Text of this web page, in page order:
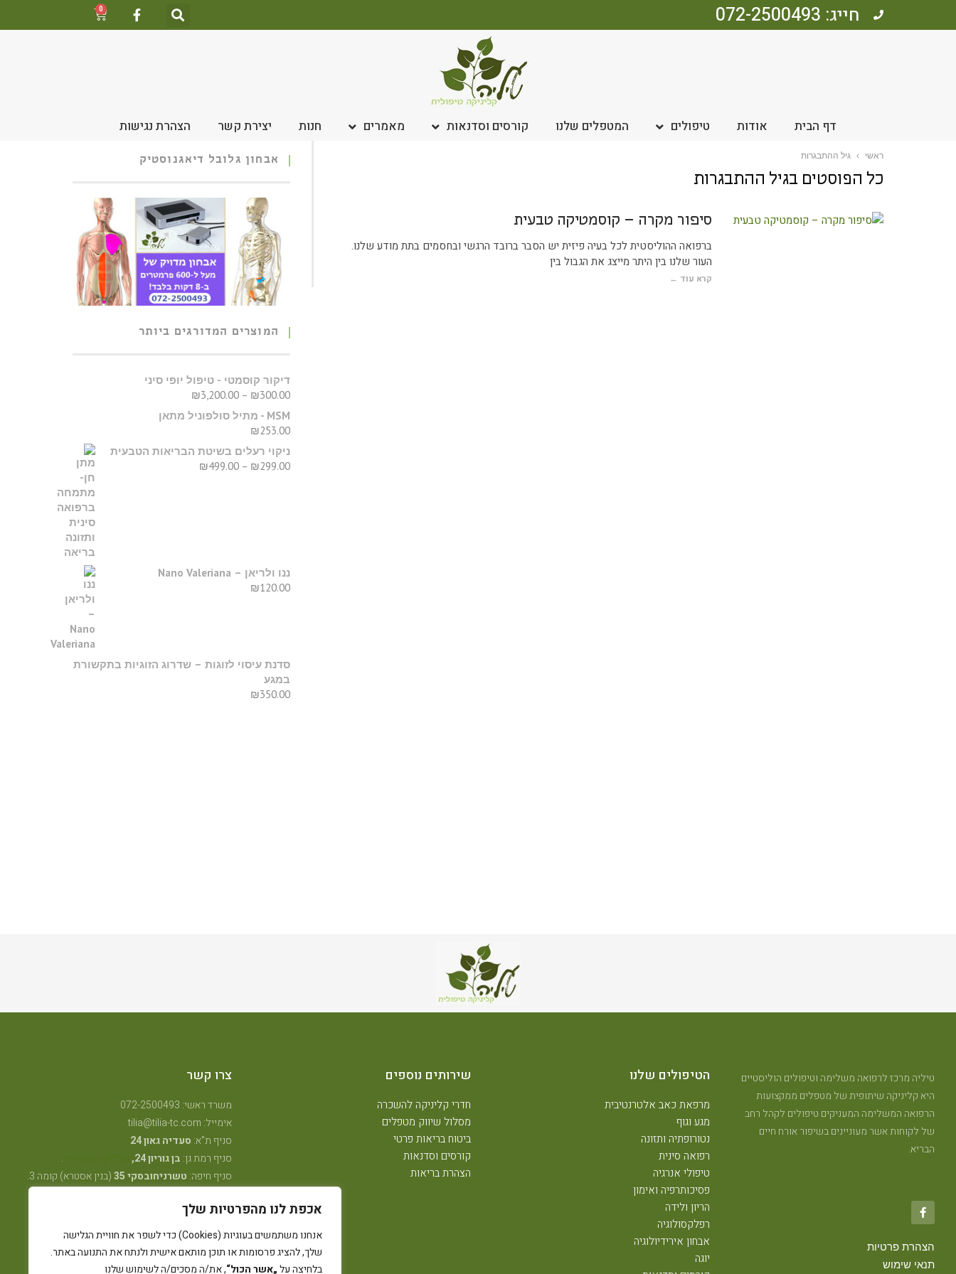
אכפת לנו מהפרטיות שלך
אנחנו משתמשים בעוגיות (Cookies) כדי לשפר את חוויית הגלישה
שלך, להציג פרסומות או תוכן מותאם אישית ולנתח את התנועה באתר.
בלחיצה על„אשר הכול“, את/ה מסכים/ה לשימוש שלנו
חייג: 072-2500493 0
דף הבית אודות טיפולים המטפלים שלנו קורסים וסדנאות מאמרים חנות יצירת קשר הצהרת נגישות
ראשי › גיל ההתבגרות
כל הפוסטים בגיל ההתבגרות
סיפור מקרה – קוסמטיקה טבעית
ברפואה ההוליסטית לכל בעיה פיזית יש הסבר ברובד הרגשי ובחסמים בתת מודע שלנו.
העור שלנו בין היתר מייצג את הגבול בין
קרא עוד ←
אבחון גלובל דיאגנוסטיק
המוצרים המדורגים ביותר
דיקור קוסמטי - טיפול יופי סיני
₪300.00
–
₪3,200.00
MSM - מתיל סולפוניל מתאן
₪253.00
ניקוי רעלים בשיטת הבריאות הטבעית
₪299.00
–
₪499.00
ננו ולריאן – Nano Valeriana
₪120.00
סדנת עיסוי לזוגות – שדרוג הזוגיות בתקשורת
במגע
₪350.00
טיליה מרכז לרפואה משלימה וטיפולים הוליסטיים
היא קליניקה שיתופית של מטפלים ממקצועות
הרפואה המשלימה המעניקים טיפולים לקהל רחב
של לקוחות אשר מעוניינים בשיפור אורח חיים
הבריא.
הצהרת פרטיות
תנאי שימוש
הטיפולים שלנו
מרפאת כאב אלטרנטיבית
מגע וגוף
נטורופתיה ותזונה
רפואה סינית
טיפולי אנרגיה
פסיכותרפיה ואימון
הריון ולידה
רפלקסולוגיה
אבחון אירידיולוגיה
יוגה
שירותים נוספים
חדרי קליניקה להשכרה
מסלול שיווק מטפלים
ביטוח בריאות פרטי
קורסים וסדנאות
הצהרת בריאות
צרו קשר
משרד ראשי: 072-2500493
אימייל: tilia@tilia-tc.com
סניף ת"א: סעדיה גאון 24
סניף רמת גן: בן גוריון 24,
.
סניף חיפה: טשרניחובסקי 35
(בנין אסטרא) קומה 3.
פילאטיס)
סניף קיבוץ אלונים:ליד מרכז אלון(בבית הדורות)
סניף באר שבע: מרדכי מקלף 62 (מאוחדת שכונה ו׳
החדשה)